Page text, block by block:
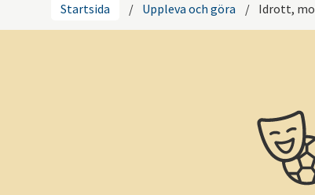
Startsida / Uppleva och göra / Idrott,